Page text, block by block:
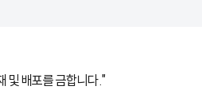
및 배포를 금합니다."